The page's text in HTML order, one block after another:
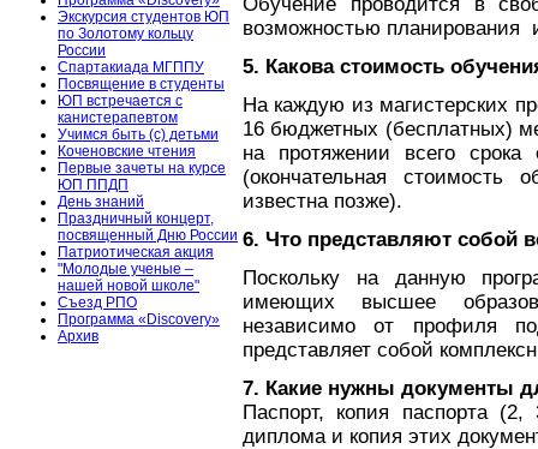
Экскурсия студентов ЮП
по Золотому кольцу
России
Спартакиада МГППУ
Посвящение в студенты
ЮП встречается с
канистерапевтом
Учимся быть (с) детьми
Коченовские чтения
Первые зачеты на курсе
ЮП ППДП
День знаний
Праздничный концерт,
посвященный Дню России
Патриотическая акция
"Молодые ученые –
нашей новой школе"
Съезд РПО
Программа «Discovery»
Архив
возможностью планирования
5. Какова стоимость
На каждую из магистерских
16 бюджетных (бесплатных)
на протяжении всего срока
(окончательная стоимость
известна позже).
6. Что представляют собой
Поскольку на данную
имеющих высшее
независимо от профиля
представляет собой
7. Какие нужны документы
Паспорт, копия паспорта
диплома и копия этих